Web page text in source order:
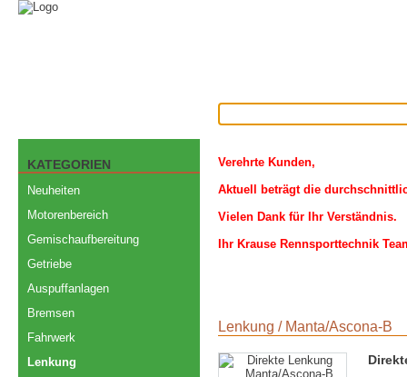
KATEGORIEN
Neuheiten
Motorenbereich
Gemischaufbereitung
Getriebe
Auspuffanlagen
Bremsen
Fahrwerk
Lenkung
Verehrte Kunden,
Aktuell beträgt die
Vielen Dank für Ihr Verständnis.
Ihr Krause Rennsporttechnik
Lenkung / Manta/Ascona-B